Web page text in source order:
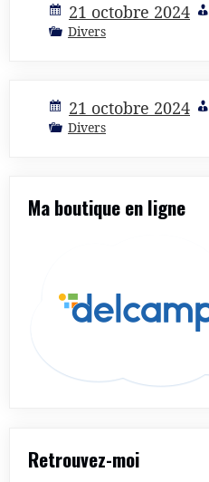
21 octobre 2024
Divers
21 octobre 2024
Divers
Ma boutique en ligne
Retrouvez-moi